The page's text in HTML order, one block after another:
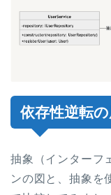
依存性逆転の
抽象（インターフ
ンの図と、抽象を